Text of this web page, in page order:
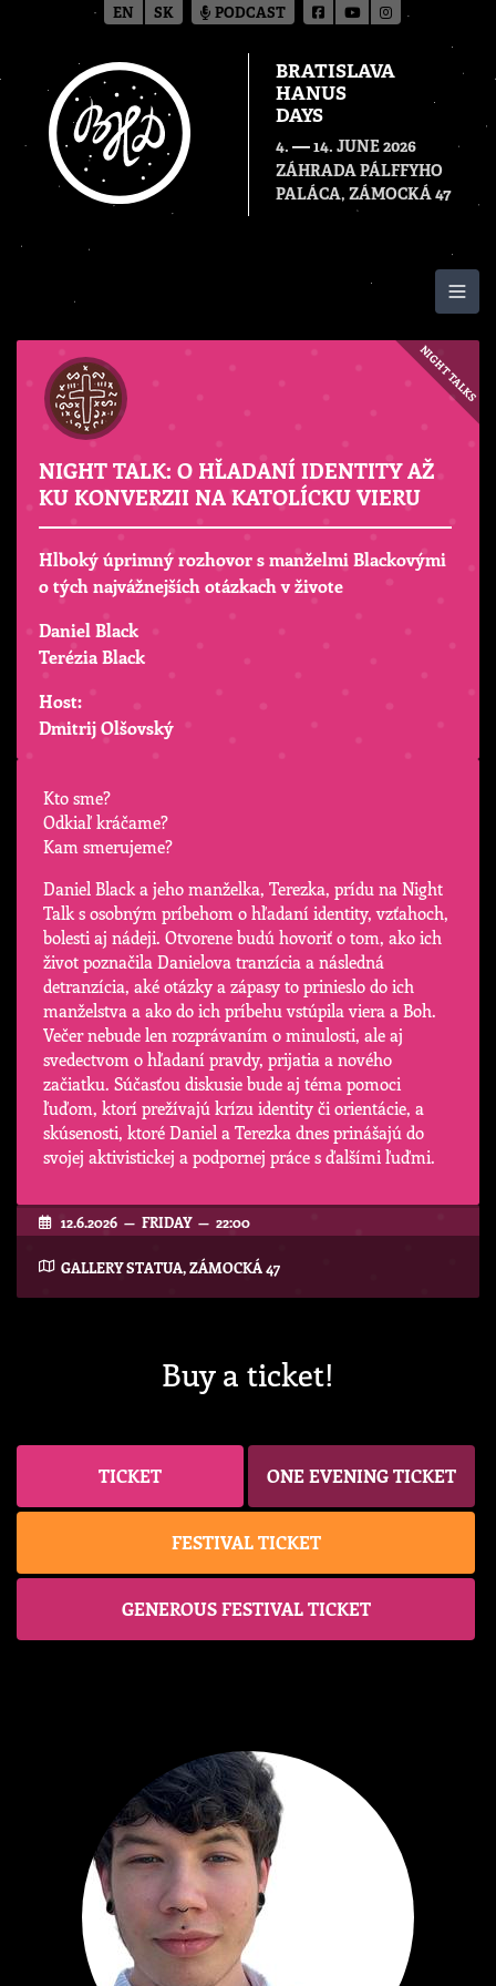
BRATISLAVA
HANUS
DAYS
4. — 14. JUNE 2026
ZÁHRADA PÁLFFYHO
PALÁCA, ZÁMOCKÁ 47
NIGHT TALKS
NIGHT TALK: O HĽADANÍ IDENTITY AŽ
KU KONVERZII NA KATOLÍCKU VIERU
Hlboký úprimný rozhovor s manželmi Blackovými
o tých najvážnejších otázkach v živote
Daniel Black
Terézia Black
Host:
Dmitrij Olšovský
Kto sme?
Odkiaľ kráčame?
Kam smerujeme?
Daniel Black a jeho manželka, Terezka, prídu na Night
Talk s osobným príbehom o hľadaní identity, vzťahoch,
bolesti aj nádeji. Otvorene budú hovoriť o tom, ako ich
život poznačila Danielova tranzícia a následná
detranzícia, aké otázky a zápasy to prinieslo do ich
manželstva a ako do ich príbehu vstúpila viera a Boh.
Večer nebude len rozprávaním o minulosti, ale aj
svedectvom o hľadaní pravdy, prijatia a nového
začiatku. Súčasťou diskusie bude aj téma pomoci
ľuďom, ktorí prežívajú krízu identity či orientácie, a
skúsenosti, ktoré Daniel a Terezka dnes prinášajú do
svojej aktivistickej a podpornej práce s ďalšími ľuďmi.
12.6.2026 — FRIDAY — 22:00
GALLERY STATUA, ZÁMOCKÁ 47
Buy a ticket!
TICKET ONE EVENING TICKET
FESTIVAL TICKET
GENEROUS FESTIVAL TICKET
EN SK PODCAST